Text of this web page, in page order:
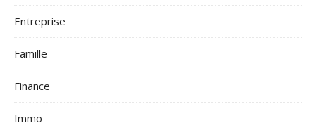
Entreprise
Famille
Finance
Immo